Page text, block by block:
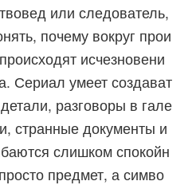
или следователь,
почему вокруг прои
исчезновени
Сериал умеет создават
разговоры в гале
странные документы и
слишком спокойн
предмет, а симво